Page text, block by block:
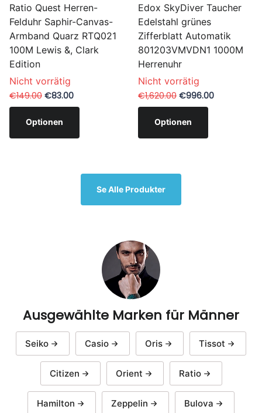
Ratio Quest Herren-
Felduhr Saphir-Canvas-
Armband Quarz RTQ021
100M Lewis &, Clark
Edition
Nicht vorrätig
€149.00 €83.00
Optionen
Edox SkyDiver Taucher
Edelstahl grünes
Zifferblatt Automatik
801203VMVDN1 1000M
Herrenuhr
Nicht vorrätig
€1,620.00 €996.00
Optionen
Se Alle Produkter
Ausgewählte Marken für Männer
Seiko Casio Oris Tissot
Citizen Orient Ratio
Hamilton Zeppelin Bulova